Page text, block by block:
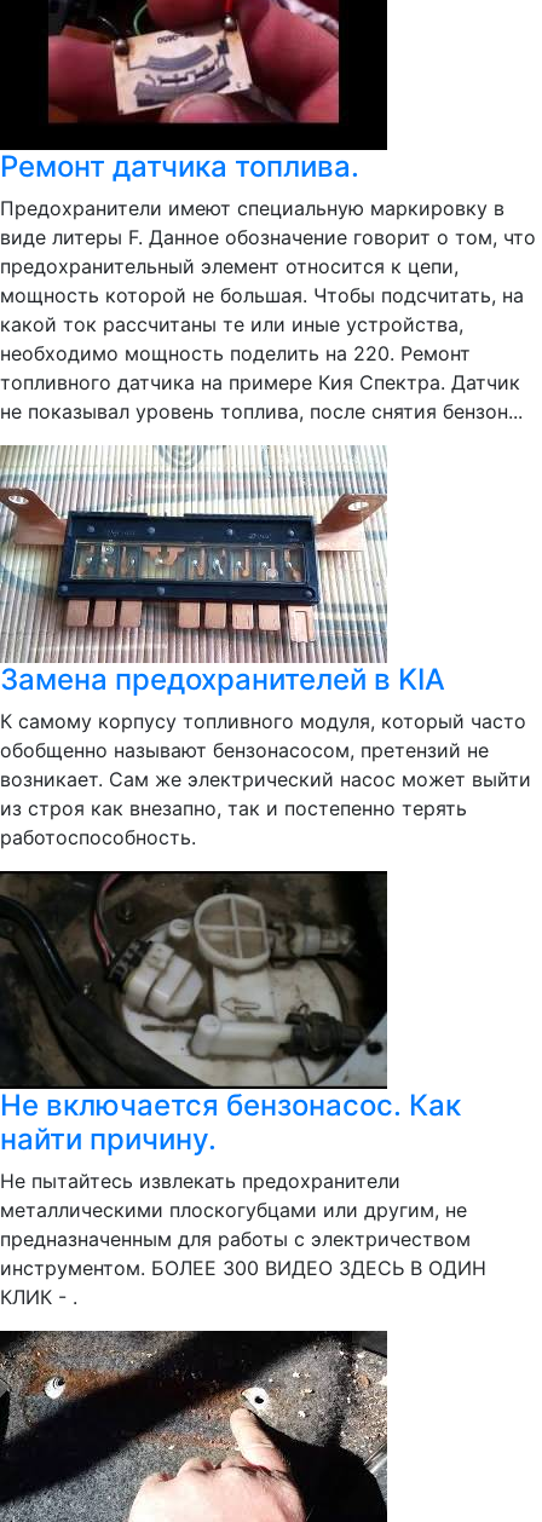
Ремонт датчика топлива.
Предохранители имеют специальную маркировку в
виде литеры F. Данное обозначение говорит о том, что
предохранительный элемент относится к цепи,
мощность которой не большая. Чтобы подсчитать, на
какой ток рассчитаны те или иные устройства,
необходимо мощность поделить на 220. Ремонт
топливного датчика на примере Кия Спектра. Датчик
не показывал уровень топлива, после снятия бензон...
Замена предохранителей в KIA
К самому корпусу топливного модуля, который часто
обобщенно называют бензонасосом, претензий не
возникает. Сам же электрический насос может выйти
из строя как внезапно, так и постепенно терять
работоспособность.
Не включается бензонасос. Как
найти причину.
Не пытайтесь извлекать предохранители
металлическими плоскогубцами или другим, не
предназначенным для работы с электричеством
инструментом. БОЛЕЕ 300 ВИДЕО ЗДЕСЬ В ОДИН
КЛИК - .